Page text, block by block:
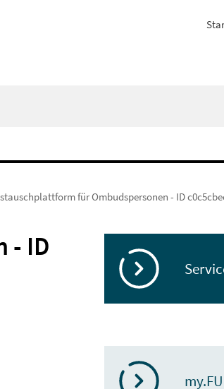
für Ombudspersonen - ID
- ID